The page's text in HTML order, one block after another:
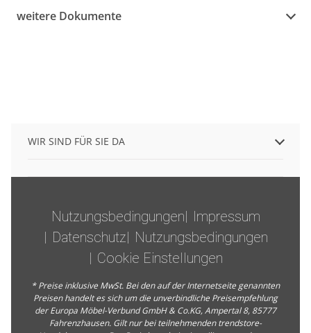
weitere Dokumente
WIR SIND FÜR SIE DA
Nutzungsbedingungen
Impressum
Datenschutz
Nutzungsbedingungen
Cookie Einstellungen
* Preise inklusive MwSt. Bei den auf der Internetseite genannten
Preisen handelt es sich um die unverbindliche Preisempfehlung
der Europa Möbel-Verbund GmbH & Co.KG, Ampertal 8, 85777
Fahrenzhausen. Gilt nur bei teilnehmenden trendstore-